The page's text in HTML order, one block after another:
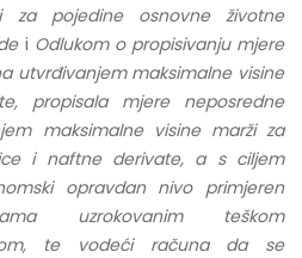
za pojedine osnovne životne
i Odlukom o propisivanju mjere
utvrđivanjem maksimalne visine
propisala mjere neposredne
maksimalne visine marži za
i naftne derivate, a s ciljem
opravdan nivo primjeren
uzrokovanim teškom
te vodeći računa da se